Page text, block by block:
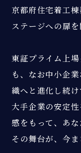
京都府住宅着工
ステージへの扉を
東証プライム上
も、なお中小企
織へと進化し続け
大手企業の安定
感をもって、あな
その舞台が、今